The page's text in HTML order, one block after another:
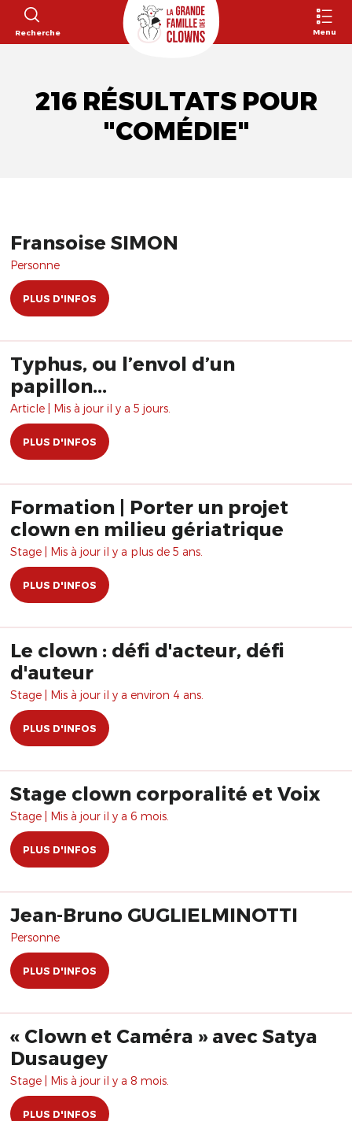
Recherche Menu
216 RÉSULTATS POUR
"COMÉDIE"
Fransoise SIMON
Personne
PLUS D'INFOS
Typhus, ou l’envol d’un
papillon...
Article | Mis à jour il y a 5 jours.
PLUS D'INFOS
Formation | Porter un projet
clown en milieu gériatrique
Stage | Mis à jour il y a plus de 5 ans.
PLUS D'INFOS
Le clown : défi d'acteur, défi
d'auteur
Stage | Mis à jour il y a environ 4 ans.
PLUS D'INFOS
Stage clown corporalité et Voix
Stage | Mis à jour il y a 6 mois.
PLUS D'INFOS
Jean-Bruno GUGLIELMINOTTI
Personne
PLUS D'INFOS
« Clown et Caméra » avec Satya
Dusaugey
Stage | Mis à jour il y a 8 mois.
PLUS D'INFOS